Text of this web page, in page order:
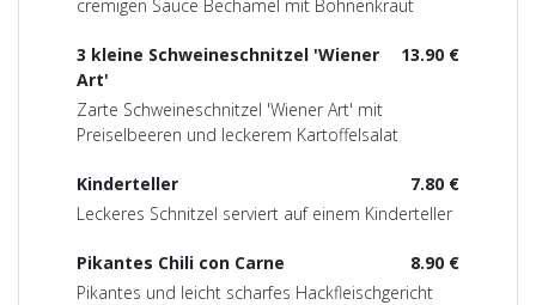
cremigen Sauce Bechamel mit Bohnenkraut
13.90 €
3 kleine Schweineschnitzel 'Wiener
Art'
Zarte Schweineschnitzel 'Wiener Art' mit
Preiselbeeren und leckerem Kartoffelsalat
7.80 €
Kinderteller
Leckeres Schnitzel serviert auf einem Kinderteller
8.90 €
Pikantes Chili con Carne
Pikantes und leicht scharfes Hackfleischgericht